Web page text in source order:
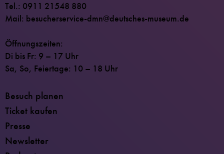
Tel.: 0911 21548 880
Mail: besucherservice-dmn@deutsches-museum.de
Öffnungszeiten:
Di bis Fr: 9 – 17 Uhr
Sa, So, Feiertage: 10 – 18 Uhr
Besuch planen
Ticket kaufen
Presse
Newsletter